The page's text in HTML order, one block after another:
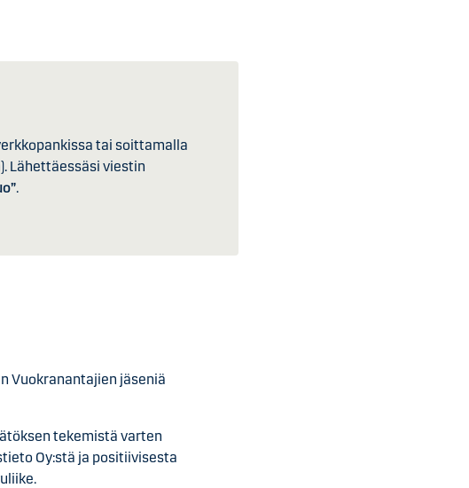
tai soittamalla
Lähettäessäsi viestin
.
Vuokranantajien jäseniä
tekemistä varten
Oy:stä ja positiivisesta